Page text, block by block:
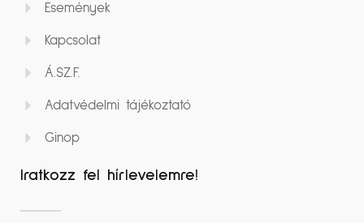
Események
Kapcsolat
Á.SZ.F.
Adatvédelmi tájékoztató
Ginop
Iratkozz fel hírlevelemre!